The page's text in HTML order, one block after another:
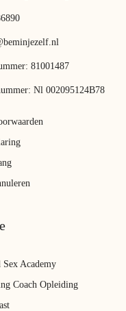
81001487
Nl 002095124B78
Academy
Coach Opleiding